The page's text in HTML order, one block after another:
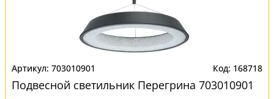
703010901 168718
Подвесной светильник Перегрина 703010901